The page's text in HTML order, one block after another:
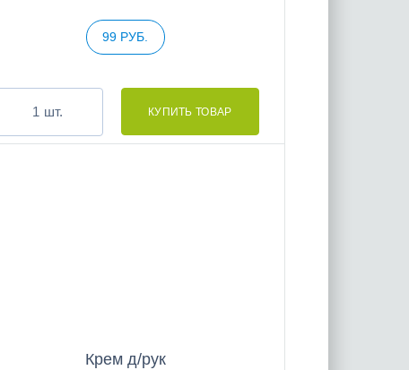
99 РУБ.
шт.
Крем д/рук